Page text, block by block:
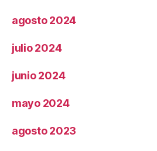
agosto 2024
julio 2024
junio 2024
mayo 2024
agosto 2023